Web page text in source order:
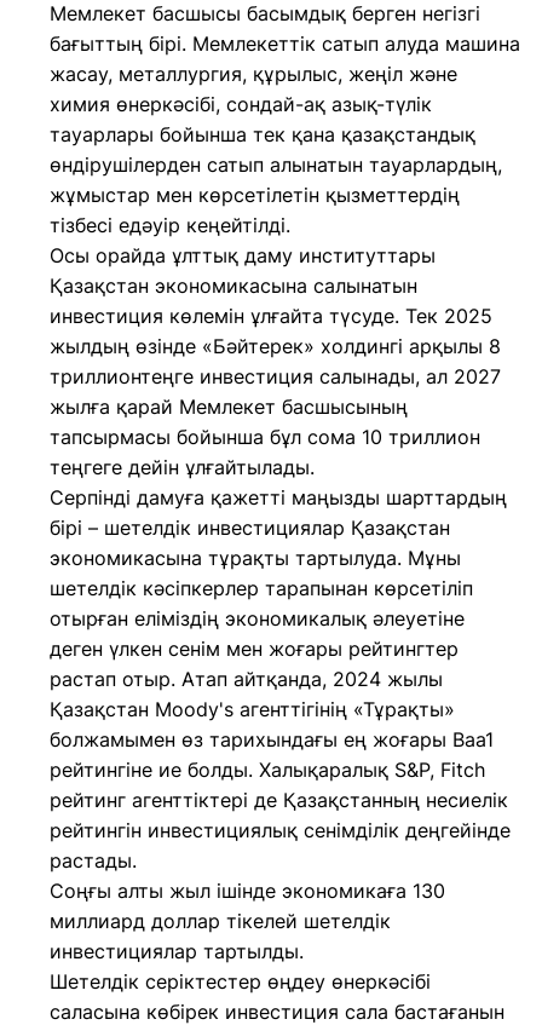
Мемлекет басшысы басымдық берген негізгі
бағыттың бірі. Мемлекеттік сатып алуда машина
жасау, металлургия, құрылыс, жеңіл және
химия өнеркәсібі, сондай-ақ азық-түлік
тауарлары бойынша тек қана қазақстандық
өндірушілерден сатып алынатын тауарлардың,
жұмыстар мен көрсетілетін қызметтердің
тізбесі едәуір кеңейтілді.
Осы орайда ұлттық даму институттары
Қазақстан экономикасына салынатын
инвестиция көлемін ұлғайта түсуде. Тек 2025
жылдың өзінде «Бәйтерек» холдингі арқылы 8
триллионтеңге инвестиция салынады, ал 2027
жылға қарай Мемлекет басшысының
тапсырмасы бойынша бұл сома 10 триллион
теңгеге дейін ұлғайтылады.
Серпінді дамуға қажетті маңызды шарттардың
бірі – шетелдік инвестициялар Қазақстан
экономикасына тұрақты тартылуда. Мұны
шетелдік кәсіпкерлер тарапынан көрсетіліп
отырған еліміздің экономикалық әлеуетіне
деген үлкен сенім мен жоғары рейтингтер
растап отыр. Атап айтқанда, 2024 жылы
Қазақстан Moody's агенттігінің «Тұрақты»
болжамымен өз тарихындағы ең жоғары Baa1
рейтингіне ие болды. Халықаралық S&P, Fitch
рейтинг агенттіктері де Қазақстанның несиелік
рейтингін инвестициялық сенімділік деңгейінде
растады.
Соңғы алты жыл ішінде экономикаға 130
миллиард доллар тікелей шетелдік
инвестициялар тартылды.
Шетелдік серіктестер өңдеу өнеркәсібі
саласына көбірек инвестиция сала бастағанын